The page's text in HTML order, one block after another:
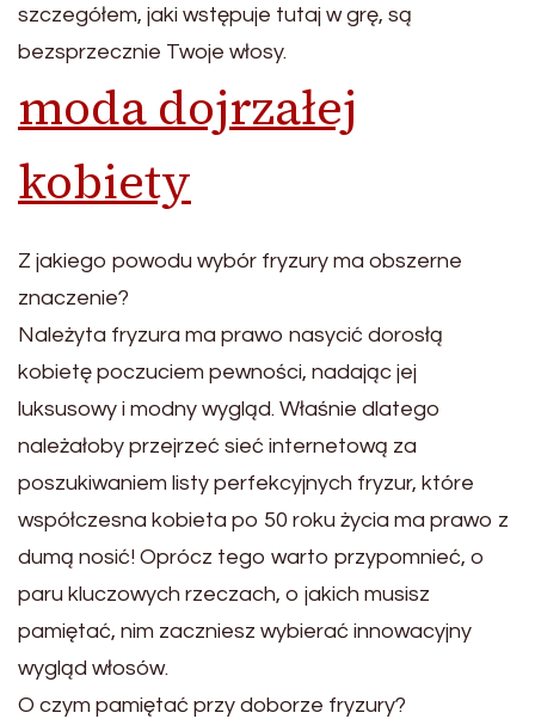
szczegółem, jaki wstępuje tutaj w grę, są
bezsprzecznie Twoje włosy.
moda dojrzałej
kobiety
Z jakiego powodu wybór fryzury ma obszerne
znaczenie?
Należyta fryzura ma prawo nasycić dorosłą
kobietę poczuciem pewności, nadając jej
luksusowy i modny wygląd. Właśnie dlatego
należałoby przejrzeć sieć internetową za
poszukiwaniem listy perfekcyjnych fryzur, które
współczesna kobieta po 50 roku życia ma prawo z
dumą nosić! Oprócz tego warto przypomnieć, o
paru kluczowych rzeczach, o jakich musisz
pamiętać, nim zaczniesz wybierać innowacyjny
wygląd włosów.
O czym pamiętać przy doborze fryzury?